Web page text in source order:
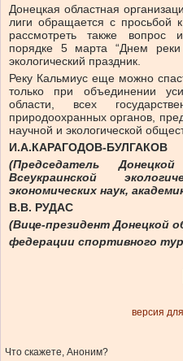
Донецкая областная
лиги обращается с просьбой
рассмотреть также вопрос
порядке 5 марта “Днем реки
экологический праздник.
Реку Кальмиус еще можно
только при объединении
области, всех
природоохранных органов,
научной и экологической
И.А.КАРАГОДОВ-БУЛГАКОВ
(Председатель
Всеукраинской
экономических наук,
В.В. РУДАС
(Вице-президент Донецкой
федерации спортивного
версия
Что скажете, Аноним?